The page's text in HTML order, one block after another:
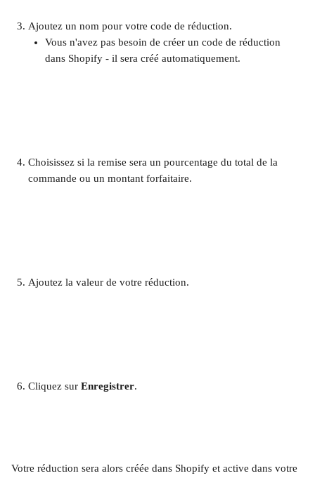
Ajoutez un nom pour votre code de réduction.
Vous n'avez pas besoin de créer un code de réduction
dans Shopify - il sera créé automatiquement.
Choisissez si la remise sera un pourcentage du total de la
commande ou un montant forfaitaire.
Ajoutez la valeur de votre réduction.
Cliquez sur Enregistrer.
Votre réduction sera alors créée dans Shopify et active dans votre